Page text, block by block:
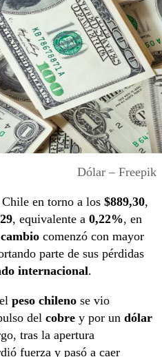
Dólar – Freepik
en torno a los $889,30,
, equivalente a 0,22%, en
comenzó con mayor
parte de sus pérdidas
internacional.
peso chileno se vio
del cobre y por un dólar
tras la apertura
fuerza y pasó a caer